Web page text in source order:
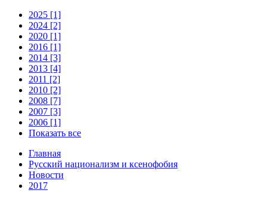
2025 [1]
2024 [2]
2020 [1]
2016 [1]
2014 [3]
2013 [4]
2011 [2]
2010 [2]
2008 [7]
2007 [3]
2006 [1]
Показать все
Главная
Русский национализм и ксенофобия
Новости
2017